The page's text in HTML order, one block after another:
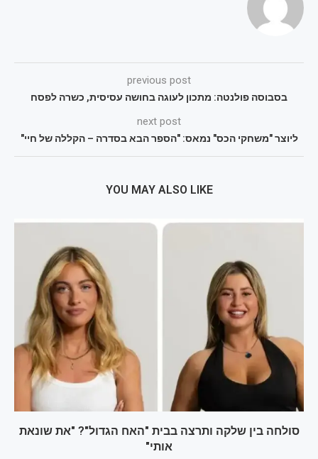
previous post
בסבוסה פולנטה: מתכון לעוגה בחושה עסיסית, כשרה לפסח
next post
ליוצר "משחקי הכס" נמאס: "הספר הבא בסדרה – הקללה של חיי"
YOU MAY ALSO LIKE
סולחה בין שלקה ותרצה בבית "האח הגדול"? "את שונאת
אותי"